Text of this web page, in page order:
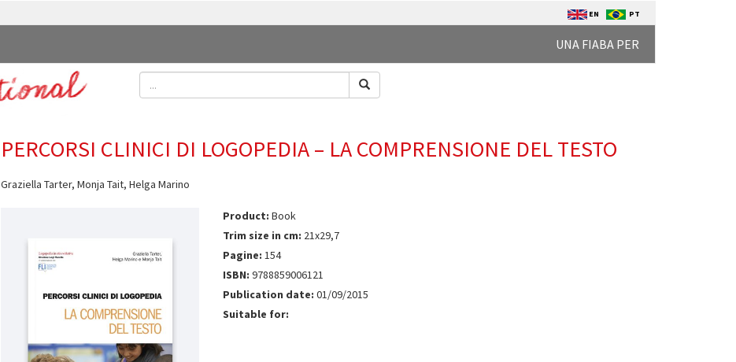
EN PT
UNA FIABA PER
PERCORSI CLINICI DI LOGOPEDIA – LA COMPRENSIONE DEL TESTO
Graziella Tarter, Monja Tait, Helga Marino
Product: Book
Trim size in cm: 21x29,7
Pagine: 154
ISBN: 9788859006121
Publication date: 01/09/2015
Suitable for: